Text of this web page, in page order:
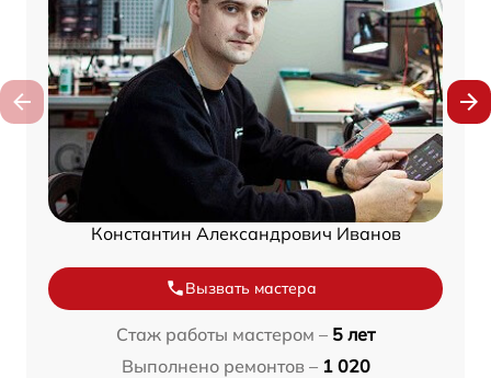
Константин Александрович Иванов
Вызвать мастера
Стаж работы мастером – 5 лет
Выполнено ремонтов – 1 020